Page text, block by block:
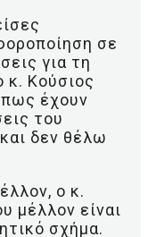
σε
για τη
κ. Κούσιος
έχουν
του
δεν θέλω
ο κ.
μέλλον είναι
σχήμα.